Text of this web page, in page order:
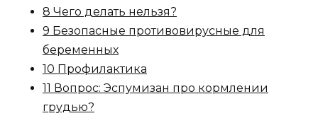
8 Чего делать нельзя?
9 Безопасные противовирусные для
беременных
10 Профилактика
11 Вопрос: Эспумизан про кормлении
грудью?